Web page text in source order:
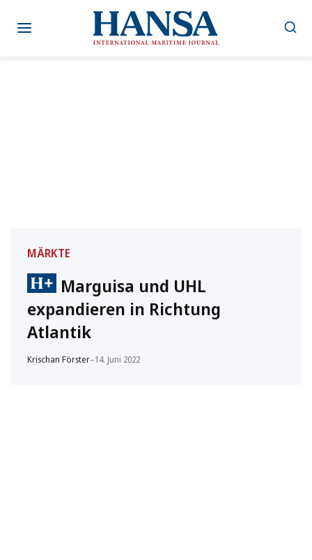
Inhalt
MÄRKTE
Marguisa und UHL
expandieren in Richtung
Atlantik
Krischan Förster–14. Juni 2022